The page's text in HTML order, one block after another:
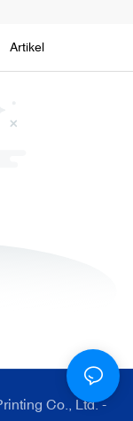
Artikel
Co., Ltd. -